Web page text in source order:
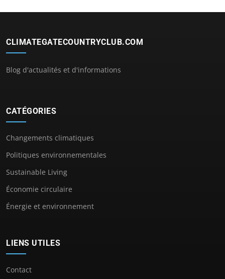
CLIMATEGATECOUNTRYCLUB.COM
Blog d'actualités et d'informations
CATÉGORIES
Changements climatiques
Politiques environnementales
Sustainable Living
Économie circulaire
Énergie et environnement
LIENS UTILES
Contact